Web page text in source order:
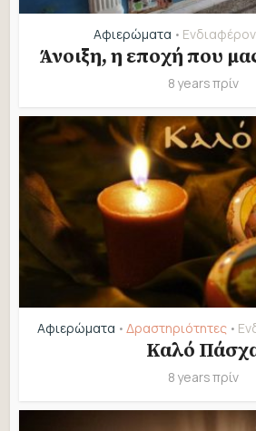
Αφιερώματα •
Άνοιξη, η εποχή που
8 years πρίν
Αφιερώματα • Δραστηριότητες •
Καλό
8 years πρίν